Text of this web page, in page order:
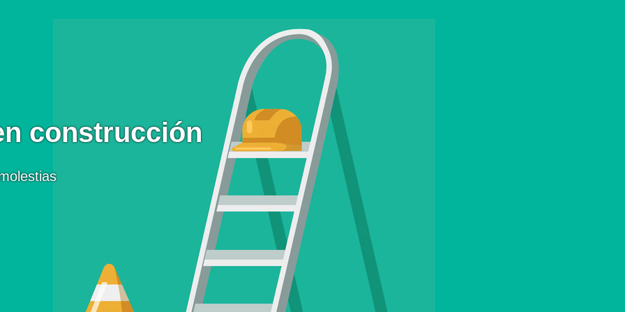
construcción